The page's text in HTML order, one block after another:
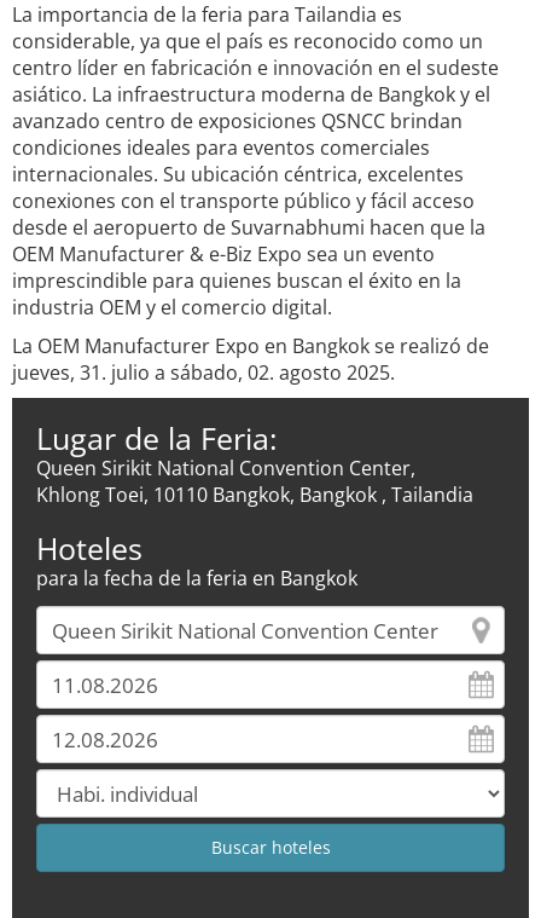
La importancia de la feria para Tailandia es
considerable, ya que el país es reconocido como un
centro líder en fabricación e innovación en el sudeste
asiático. La infraestructura moderna de Bangkok y el
avanzado centro de exposiciones QSNCC brindan
condiciones ideales para eventos comerciales
internacionales. Su ubicación céntrica, excelentes
conexiones con el transporte público y fácil acceso
desde el aeropuerto de Suvarnabhumi hacen que la
OEM Manufacturer & e-Biz Expo sea un evento
imprescindible para quienes buscan el éxito en la
industria OEM y el comercio digital.
La OEM Manufacturer Expo en Bangkok se realizó de
jueves, 31. julio a sábado, 02. agosto 2025.
Lugar de la Feria:
Queen Sirikit National Convention Center,
Khlong Toei, 10110 Bangkok, Bangkok , Tailandia
Hoteles
para la fecha de la feria en Bangkok